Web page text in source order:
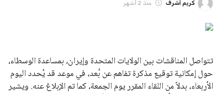
اقتصاد
اخبار الرياضة
منوعات
فن وثقافة
كريم أشرف منذ 2 أشهر
تتواصل المناقشات بين الولايات المتحدة وإيران، بمساعدة الوسطاء،
حول إمكانية توقيع مذكرة تفاهم عن بُعد، في موعد قد يُحدد اليوم
الأربعاء، بدلاً من اللقاء المقرر يوم الجمعة، كما تم الإبلاغ عنه. ويشير